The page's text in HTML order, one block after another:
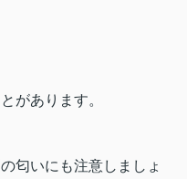
があります。
匂いにも注意しましょ